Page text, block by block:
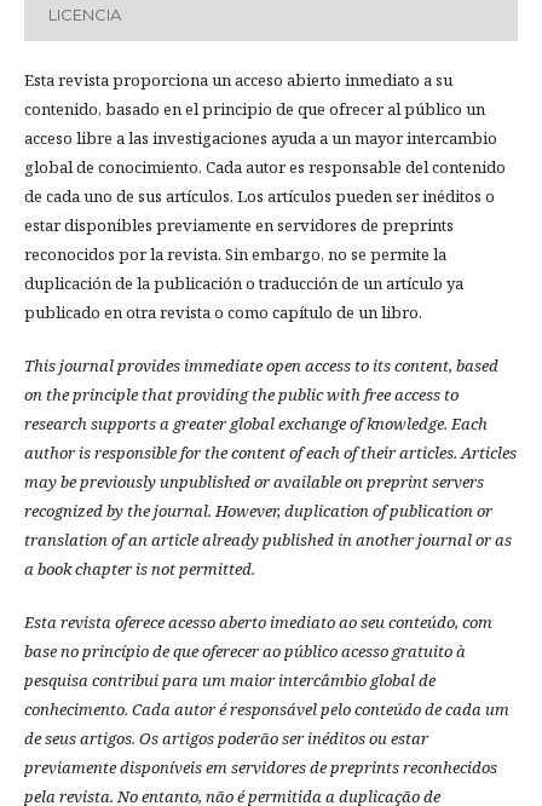
LICENCIA
Esta revista proporciona un acceso abierto inmediato a su
contenido, basado en el principio de que ofrecer al público un
acceso libre a las investigaciones ayuda a un mayor intercambio
global de conocimiento. Cada autor es responsable del contenido
de cada uno de sus artículos. Los artículos pueden ser inéditos o
estar disponibles previamente en servidores de preprints
reconocidos por la revista. Sin embargo, no se permite la
duplicación de la publicación o traducción de un artículo ya
publicado en otra revista o como capítulo de un libro.
This journal provides immediate open access to its content, based
on the principle that providing the public with free access to
research supports a greater global exchange of knowledge. Each
author is responsible for the content of each of their articles. Articles
may be previously unpublished or available on preprint servers
recognized by the journal. However, duplication of publication or
translation of an article already published in another journal or as
a book chapter is not permitted.
Esta revista oferece acesso aberto imediato ao seu conteúdo, com
base no princípio de que oferecer ao público acesso gratuito à
pesquisa contribui para um maior intercâmbio global de
conhecimento. Cada autor é responsável pelo conteúdo de cada um
de seus artigos. Os artigos poderão ser inéditos ou estar
previamente disponíveis em servidores de preprints reconhecidos
pela revista. No entanto, não é permitida a duplicação de